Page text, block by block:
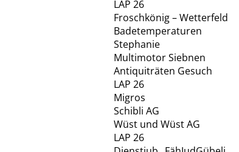
LAP 26
Froschkönig – Wetterfeld
Badetemperaturen
Stephanie
Multimotor Siebnen
Antiquiträten Gesuch
LAP 26
Migros
Schibli AG
Wüst und Wüst AG
LAP 26